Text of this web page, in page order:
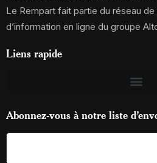
Le Rempart fait partie du réseau
d’information en ligne du groupe
Liens rapide
Abonnez-vous à notre liste